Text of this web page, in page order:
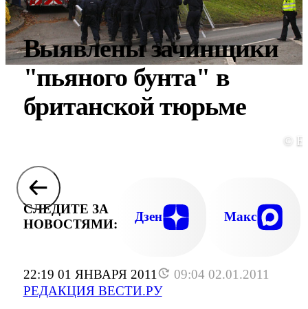
22:19 01 ЯНВАРЯ 2011
09:04 02.01.2011
РЕДАКЦИЯ ВЕСТИ.РУ
Выявлены зачинщики
"пьяного бунта" в
британской тюрьме
©
СЛЕДИТЕ ЗА
НОВОСТЯМИ:
Дзен Макс